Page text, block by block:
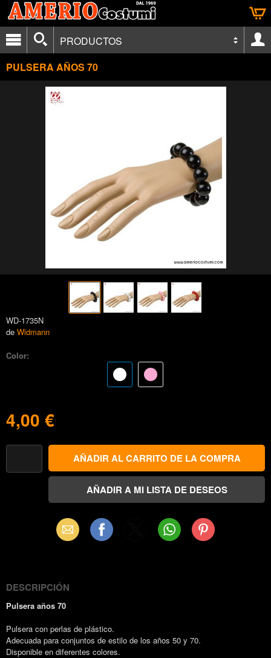
PRODUCTOS
PULSERA AÑOS 70
WD-1735N
de Widmann
Color:
4,00 €
Email Facebook WhatsAppPinterest
DESCRIPCIÓN
Pulsera años 70
Pulsera con perlas de plástico.
Adecuada para conjuntos de estilo de los años 50 y 70.
Disponible en diferentes colores.